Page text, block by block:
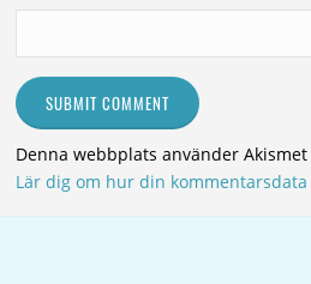
Denna webbplats använder
Lär dig om hur din